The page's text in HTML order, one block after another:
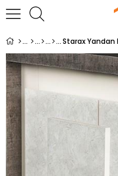
Starax Yandan